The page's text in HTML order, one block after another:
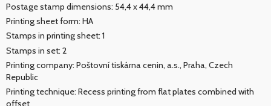
Postage stamp dimensions: 54,4 x 44,4 mm
Printing sheet form: HA
Stamps in printing sheet: 1
Stamps in set: 2
Printing company: Poštovní tiskárna cenin, a.s., Praha, Czech
Republic
Printing technique: Recess printing from flat plates combined with
offset